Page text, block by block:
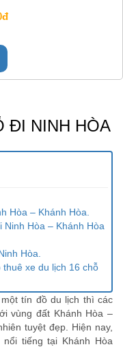
ĐI NINH HÒA
Hòa – Khánh Hòa.
Hòa – Khánh Hòa
Hòa.
xe du lịch 16 chỗ
tín đồ du lịch thì các
vùng đất Khánh Hòa –
tuyệt đẹp. Hiện nay,
tiếng tại Khánh Hòa